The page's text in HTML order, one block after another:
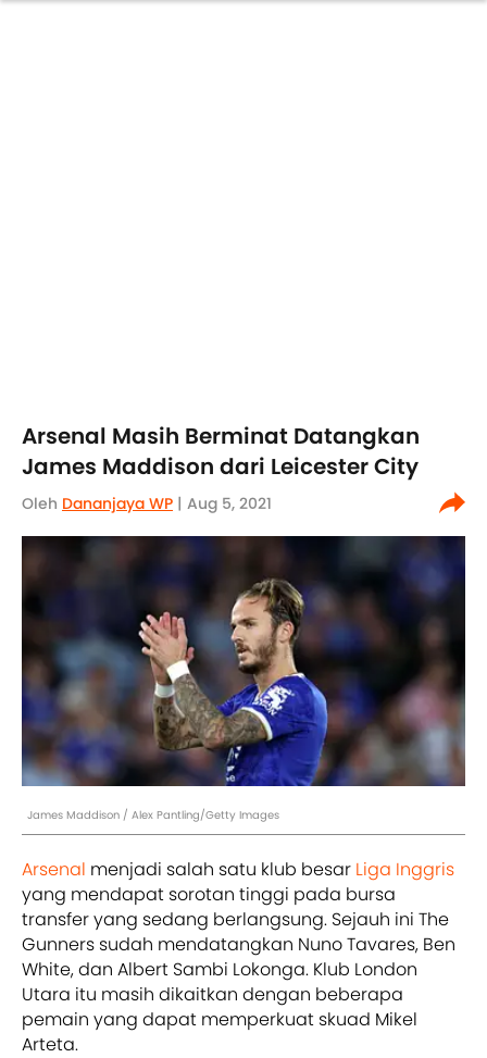
Arsenal Masih Berminat Datangkan
James Maddison dari Leicester City
Oleh Dananjaya WP | Aug 5, 2021
James Maddison / Alex Pantling/Getty Images
Arsenal menjadi salah satu klub besar Liga Inggris
yang mendapat sorotan tinggi pada bursa
transfer yang sedang berlangsung. Sejauh ini The
Gunners sudah mendatangkan Nuno Tavares, Ben
White, dan Albert Sambi Lokonga. Klub London
Utara itu masih dikaitkan dengan beberapa
pemain yang dapat memperkuat skuad Mikel
Arteta.